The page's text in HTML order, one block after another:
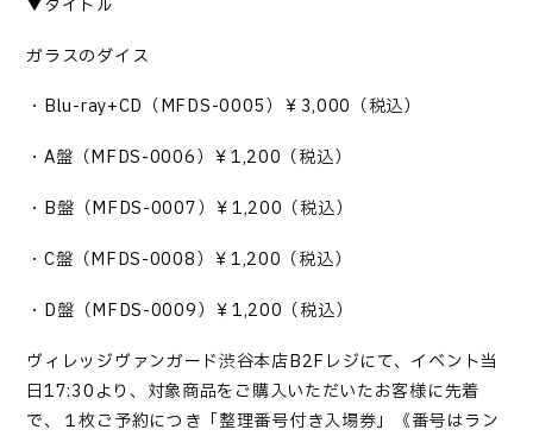
ガラスのダイス
・ Blu-ray+CD （MFDS-0005）￥ 3,000（税込）
・A盤 （MFDS-0006）￥1,200（税込）
・B盤 （MFDS-0007）￥1,200（税込）
・C盤 （MFDS-0008）￥1,200（税込）
・D盤 （MFDS-0009）￥1,200（税込）
ヴィレッジヴァンガード渋谷本店B2Fレジにて、イベント当
日17:30より、対象商品をご購入いただいたお客様に先着
で、１枚ご予約につき「整理番号付き入場券」《番号はラン